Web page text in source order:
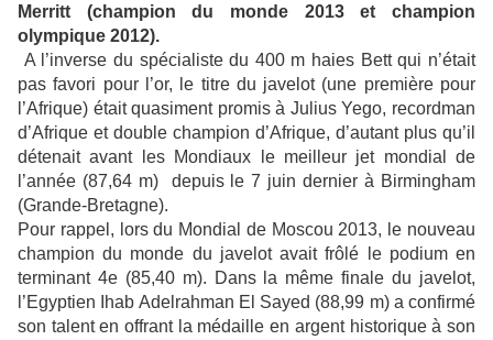
Merritt (champion du monde 2013 et champion
olympique 2012).
A l’inverse du spécialiste du 400 m haies Bett qui n’était
pas favori pour l’or, le titre du javelot (une première pour
l’Afrique) était quasiment promis à Julius Yego, recordman
d’Afrique et double champion d’Afrique, d’autant plus qu’il
détenait avant les Mondiaux le meilleur jet mondial de
l’année (87,64 m) depuis le 7 juin dernier à Birmingham
(Grande-Bretagne).
Pour rappel, lors du Mondial de Moscou 2013, le nouveau
champion du monde du javelot avait frôlé le podium en
terminant 4e (85,40 m). Dans la même finale du javelot,
l’Egyptien Ihab Adelrahman El Sayed (88,99 m) a confirmé
son talent en offrant la médaille en argent historique à son